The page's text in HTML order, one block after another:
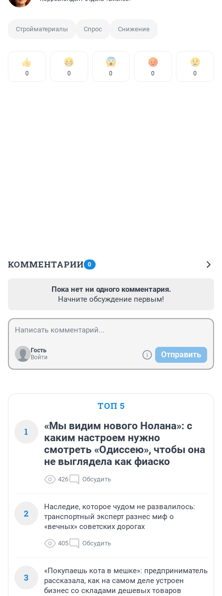
Стройматериалы Спрос Снижение
0 0 0 0 0
КОММЕНТАРИИ 0
Пока нет ни одного комментария.
Начните обсуждение первым!
Гость
Войти
Отправить
ТОП 5
1
«Мы видим нового Нолана»: с
каким настроем нужно
смотреть «Одиссею», чтобы она
не выглядела как фиаско
426 Обсудить
2
Наследие, которое чудом не развалилось:
транспортный эксперт разнес миф о
«вечных» советских дорогах
405 Обсудить
3
«Покупаешь кота в мешке»: предприниматель
рассказала, как на самом деле устроен
бизнес со складами дешевых товаров